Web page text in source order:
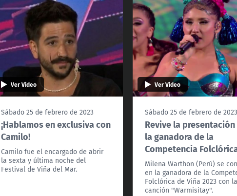
Ver Video
Sábado 25 de febrero de 2023
¡Hablamos en exclusiva con
Camilo!
Camilo fue el encargado de abrir
la sexta y última noche del
Festival de Viña del Mar.
Ver Video
Sábado 25 de febrero de 2023
Revive la
la ganadora de la
Competencia
Milena Warthon (Perú) se
en la ganadora de la
Folclórica de Viña 2023 con la
canción "Warmisitay".